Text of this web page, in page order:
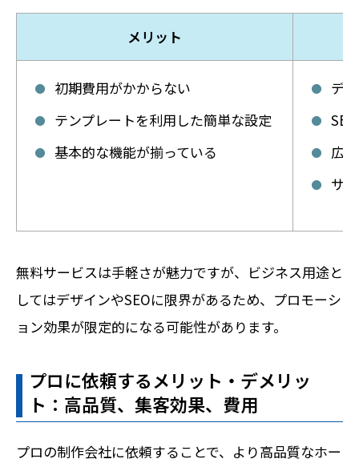
メリット
初期費用がかからない
テンプレートを利用した簡単な設定
基本的な機能が揃っている
デ
広
サ
無料サービスは手軽さが魅力ですが、ビジネス用途と
してはデザインやSEOに限界があるため、プロモーシ
ョン効果が限定的になる可能性があります。
プロに依頼するメリット・デメリッ
ト：高品質、集客効果、費用
プロの制作会社に依頼することで、より高品質なホー